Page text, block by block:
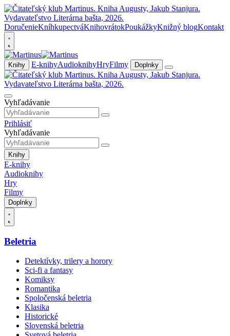
DoručenieKníhkupectváKnihovrátokPoukážkyKnižný blogKontakt
Knihy E-knihyAudioknihyHryFilmy Doplnky
Vyhľadávanie
Prihlásiť
Vyhľadávanie
Knihy
E-knihy
Audioknihy
Hry
Filmy
Doplnky
Beletria
Detektívky, trilery a horory
Sci-fi a fantasy
Komiksy
Romantika
Spoločenská beletria
Klasika
Historické
Slovenská beletria